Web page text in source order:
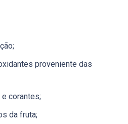
proveniente das
corantes;
da fruta;